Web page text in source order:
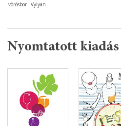
vörösbor Vylyan
Nyomtatott kiadás